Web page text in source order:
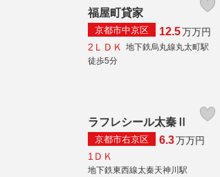
福屋町貸家
京都市中京区 12.5万万円
2ＬＤＫ
地下鉄烏丸線丸太町駅
徒歩5分
ラフレシール太秦Ⅱ
京都市右京区 6.3万万円
1ＤＫ
地下鉄東西線太秦天神川駅